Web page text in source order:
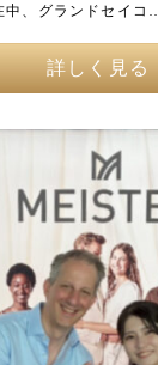
、グランドセイコ…
詳しく見る